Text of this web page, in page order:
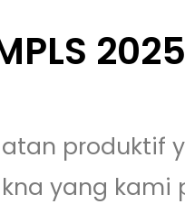
produktif
yang kami